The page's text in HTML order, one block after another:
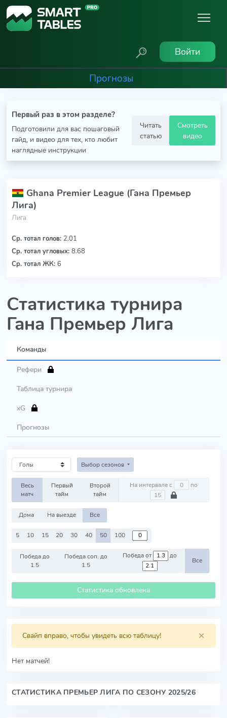
Войти
Прогнозы
Первый раз в этом разделе?
Подготовили для вас пошаговый
гайд, и видео для тех, кто любит
наглядные инструкции
Читать
статью
Смотреть
видео
Ghana Premier League (Гана Премьер
Лига)
Лига
Ср. тотал голов: 2.01
Ср. тотал угловых: 8.68
Ср. тотал ЖК: 6
Статистика турнира
Гана Премьер Лига
Команды
Рефери
Таблица турнира
xG
Прогнозы
Выбор сезонов
Весь
матч
Первый
тайм
Второй
тайм
На интервале с по
Дома На выезде Все
5 10 15 20 30 40 50 100
Победа до
1.5
Победа соп. до
1.5
Победа от до
Все
Статистика обновлена
×
Свайп вправо, чтобы увидеть всю таблицу!
Нет матчей!
СТАТИСТИКА ПРЕМЬЕР ЛИГА ПО СЕЗОНУ 2025/26